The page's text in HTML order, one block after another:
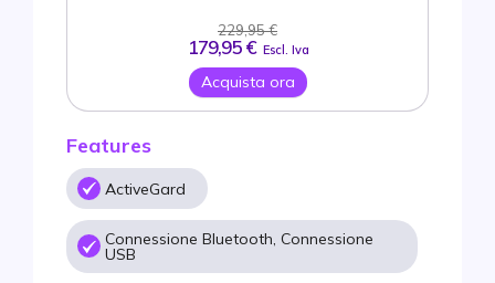
Features
ActiveGard
Connessione Bluetooth, Connessione
USB
229,95 €
179,95 € Escl. Iva
Acquista ora